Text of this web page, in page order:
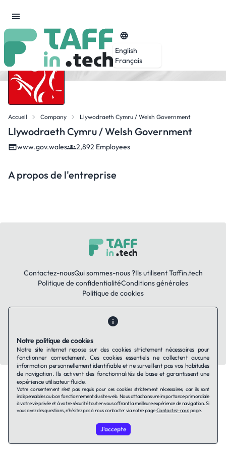
English
Français
Accueil Company Llywodraeth Cymru / Welsh Government
Llywodraeth Cymru / Welsh Government
www.gov.wales 2,892 Employees
A propos de l'entreprise
Contactez-nousQui sommes-nous ?Ils utilisent Taffin.tech
Politique de confidentialitéConditions générales
Politique de cookies
LinkedIn
© 2026 TAFFin.Tech. Tous droits réservés.
Notre politique de cookies
Notre site internet repose sur des cookies strictement nécessaires pour
fonctionner correctement. Ces cookies essentiels ne collectent aucune
information personnellement identifiable et ne surveillent pas vos habitudes
de navigation. Ils activent des fonctionnalités de base et garantissent une
expérience utilisateur fluide.
Votre consentement n'est pas requis pour ces cookies strictement nécessaires, car ils sont
indispensables au bon fonctionnement du site web. Nous attachons une importance primordiale
à votre vie privée et à votre sécurité tout en vous offrant la meilleure expérience de navigation. Si
vous avez des questions, n'hésitez pas à nous contacter via notre pageContactez-nouspage.
J'accepte